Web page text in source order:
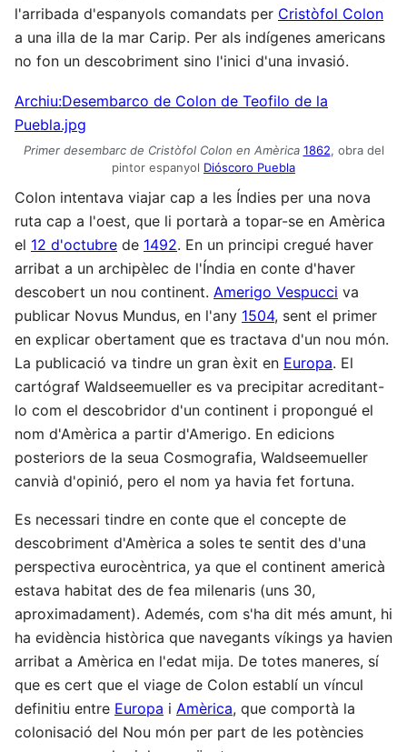
l'arribada d'espanyols comandats per Cristòfol Colon
a una illa de la mar Carip. Per als indígenes americans
no fon un descobriment sino l'inici d'una invasió.
Archiu:Desembarco de Colon de Teofilo de la
Puebla.jpg
Primer desembarc de Cristòfol Colon en Amèrica 1862, obra del
pintor espanyol Dióscoro Puebla
Colon intentava viajar cap a les Índies per una nova
ruta cap a l'oest, que li portarà a topar-se en Amèrica
el 12 d'octubre de 1492. En un principi cregué haver
arribat a un archipèlec de l'Índia en conte d'haver
descobert un nou continent. Amerigo Vespucci va
publicar Novus Mundus, en l'any 1504, sent el primer
en explicar obertament que es tractava d'un nou món.
La publicació va tindre un gran èxit en Europa. El
cartógraf Waldseemueller es va precipitar acreditant-
lo com el descobridor d'un continent i propongué el
nom d'Amèrica a partir d'Amerigo. En edicions
posteriors de la seua Cosmografia, Waldseemueller
canvià d'opinió, pero el nom ya havia fet fortuna.
Es necessari tindre en conte que el concepte de
descobriment d'Amèrica a soles te sentit des d'una
perspectiva eurocèntrica, ya que el continent americà
estava habitat des de fea milenaris (uns 30,
aproximadament). Ademés, com s'ha dit més amunt, hi
ha evidència històrica que navegants víkings ya havien
arribat a Amèrica en l'edat mija. De totes maneres, sí
que es cert que el viage de Colon establí un víncul
definitiu entre Europa i Amèrica, que comportà la
colonisació del Nou món per part de les potències